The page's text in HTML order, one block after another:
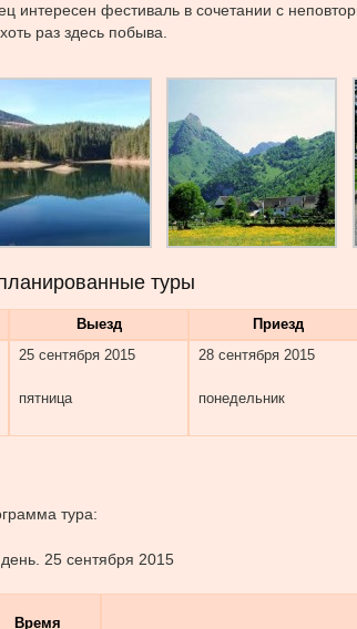
интересен фестиваль в сочетании с
раз здесь побыва.
туры
Выезд Приезд
25 сентября 2015
пятница
28 сентября 2015
понедельник
тура:
25 сентября 2015
Время